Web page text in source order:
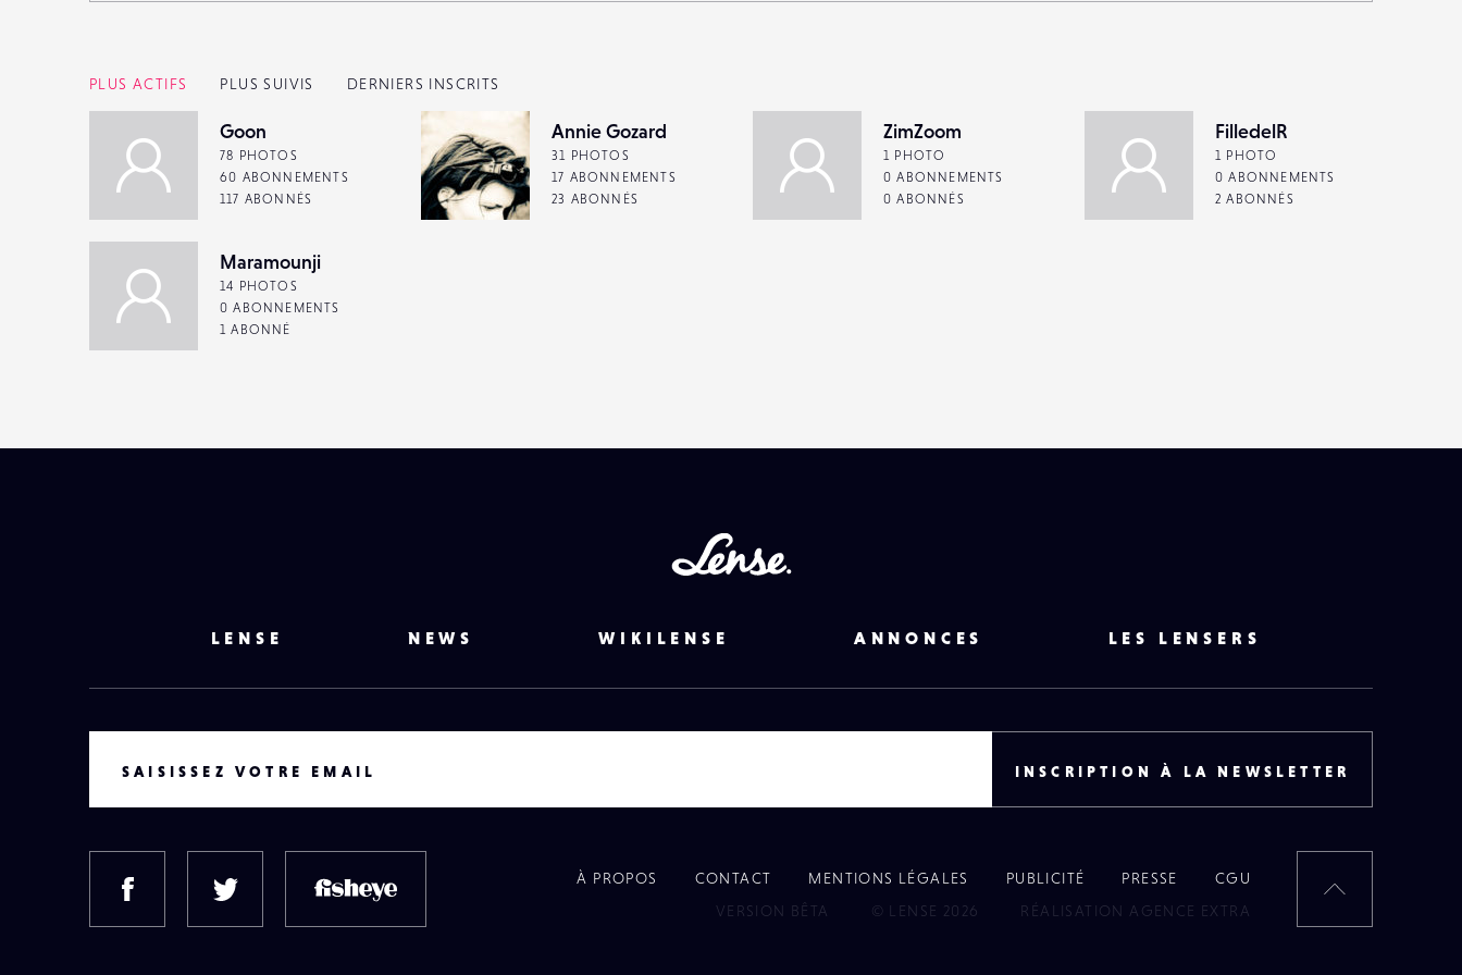
PLUS ACTIFS PLUS SUIVIS DERNIERS INSCRITS
Goon
78 PHOTOS
60 ABONNEMENTS
117 ABONNÉS
Annie Gozard
31 PHOTOS
17 ABONNEMENTS
23 ABONNÉS
ZimZoom
1 PHOTO
0 ABONNEMENTS
0 ABONNÉS
FilledelR
1 PHOTO
0 ABONNEMENTS
2 ABONNÉS
Maramounji
14 PHOTOS
0 ABONNEMENTS
1 ABONNÉ
LENSE NEWS WIKILENSE ANNONCES LES LENSERS
SAISISSEZ VOTRE EMAIL INSCRIPTION À LA NEWSLETTER
FACEBOOK TWITTER
À PROPOS CONTACT MENTIONS LÉGALES PUBLICITÉ PRESSE
CGU
VERSION BÊTA
© LENSE 2026 RÉALISATION AGENCE EXTRA